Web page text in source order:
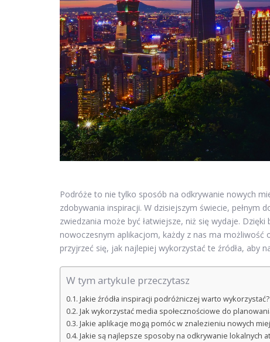
Podróże to nie tylko sposób na odkrywanie nowych
zdobywania inspiracji. W dzisiejszym świecie, pełnym
zwiedzania może być łatwiejsze, niż się wydaje.
nowoczesnym aplikacjom, każdy z nas ma
przyjrzeć się, jak najlepiej wykorzystać te źródła, aby
W tym artykule przeczytasz
Jakie źródła inspiracji podróżniczej warto wykorzystać?
Jak wykorzystać media społecznościowe do
Jakie aplikacje mogą pomóc w znalezieniu nowych
Jakie są najlepsze sposoby na odkrywanie lokalnych